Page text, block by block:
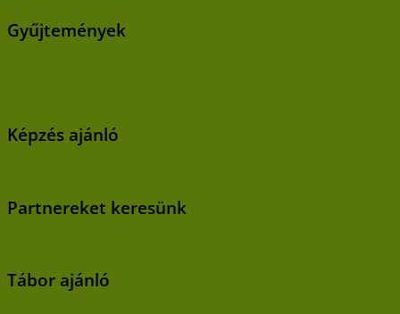
Gyűjtemények
Képzés ajánló
Partnereket keresünk
Tábor ajánló